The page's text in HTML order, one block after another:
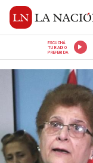
ESCUCHÁ
TU RADIO
PREFERIDA